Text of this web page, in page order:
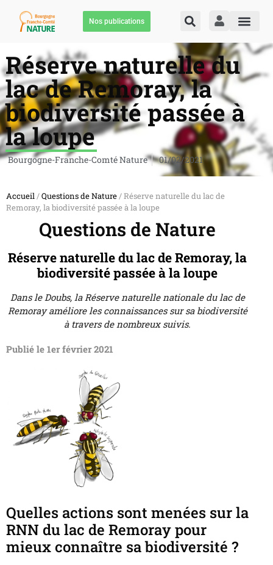
Nos publications
Réserve naturelle du
lac de Remoray, la
biodiversité passée à
la loupe
Bourgogne-Franche-Comté Nature 01/02/2021
Accueil/Questions de Nature/ Réserve naturelle du lac de
Remoray, la biodiversité passée à la loupe
Questions de Nature
Réserve naturelle du lac de Remoray, la
biodiversité passée à la loupe
Dans le Doubs, la Réserve naturelle nationale du lac de
Remoray améliore les connaissances sur sa biodiversité
à travers de nombreux suivis.
Publié le 1er février 2021
Quelles actions sont menées sur la
RNN du lac de Remoray pour
mieux connaître sa biodiversité ?